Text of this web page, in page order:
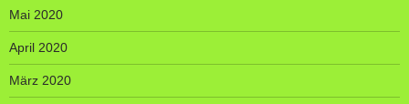
Mai 2020
April 2020
März 2020